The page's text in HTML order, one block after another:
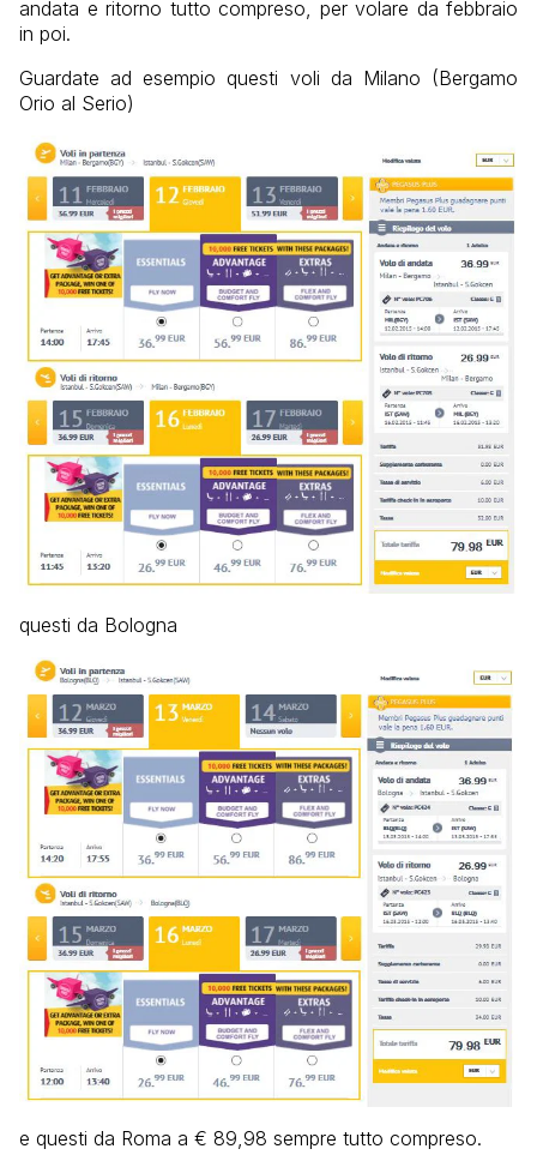
andata e ritorno tutto compreso, per volare da febbraio
in poi.
Guardate ad esempio questi voli da Milano (Bergamo
Orio al Serio)
questi da Bologna
e questi da Roma a € 89,98 sempre tutto compreso.